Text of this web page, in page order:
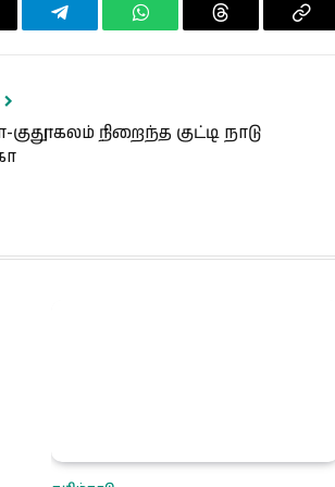
Telegram WhatsAppThreads
குதூகலம் நிறைந்த குட்டி நாடு